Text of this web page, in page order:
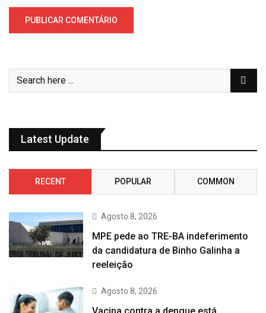
Latest Update
RECENT POPULAR COMMON
Agosto 8, 2026
MPE pede ao TRE-BA indeferimento
da candidatura de Binho Galinha a
reeleição
Agosto 8, 2026